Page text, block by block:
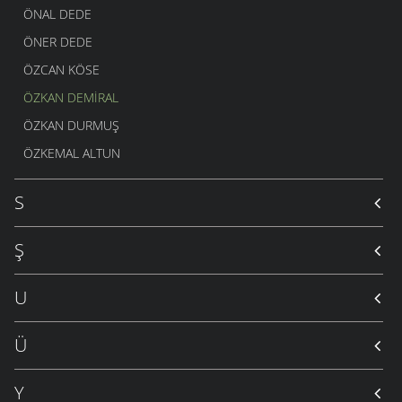
ÖNAL DEDE
ÖNER DEDE
ÖZCAN KÖSE
ÖZKAN DEMIRAL
ÖZKAN DURMUŞ
ÖZKEMAL ALTUN
S
Ş
U
Ü
Y